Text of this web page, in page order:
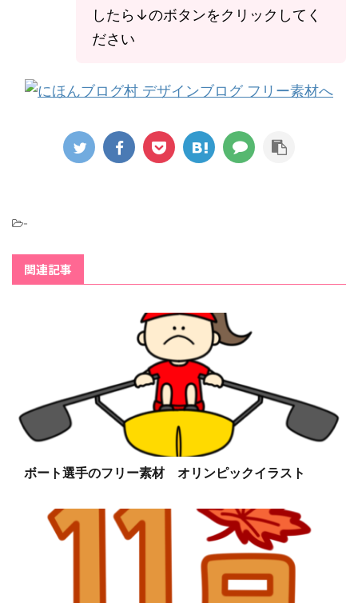
したら↓のボタンをクリックしてく
ださい
-
関連記事
ボート選手のフリー素材 オリンピックイラスト